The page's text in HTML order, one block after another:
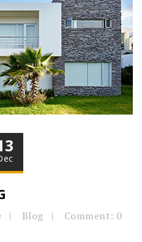
Blog Comment: 0